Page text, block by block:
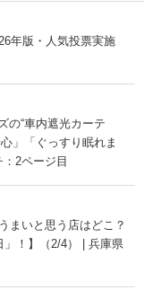
年版・人気投票実施
の“車内遮光カーテ
」「ぐっすり眠れま
2ページ目
まいと思う店はどこ？
」！】（2/4） | 兵庫県